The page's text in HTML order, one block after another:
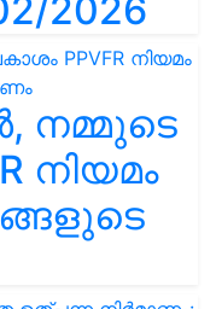
2026
നമ്മുടെ
നിയമം